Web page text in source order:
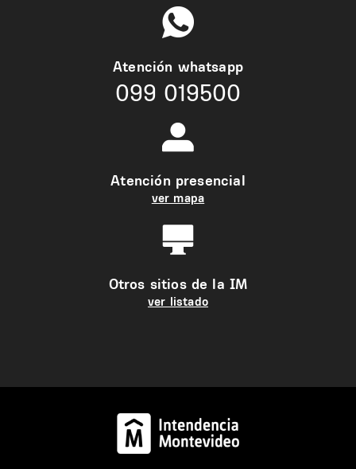
Atención whatsapp
099 019500
Atención presencial
ver mapa
Otros sitios de la IM
ver listado